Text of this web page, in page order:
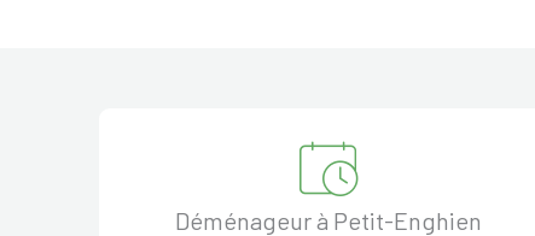
Déménageur à Petit-Enghien